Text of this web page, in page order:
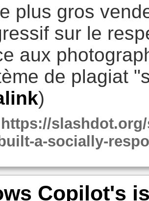
plus gros
sur le
aux
de plagiat
)
https://
a-socially-
Copilot's